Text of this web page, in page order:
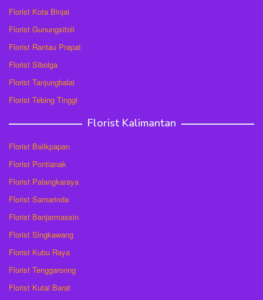
Florist Kota Binjai
Florist Gunungsitoli
Florist Rantau Prapat
Florist Sibolga
Florist Tanjungbalai
Florist Tebing Tinggi
Florist Kalimantan
Florist Balikpapan
Florist Pontianak
Florist Palangkaraya
Florist Samarinda
Florist Banjarmassin
Florist Singkawang
Florist Kubu Raya
Florist Tenggaronng
Florist Kutai Barat